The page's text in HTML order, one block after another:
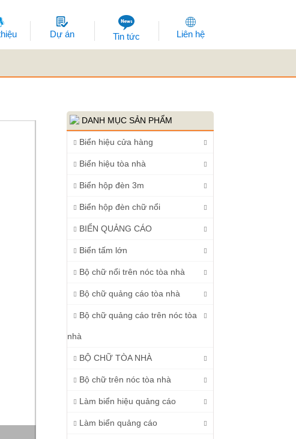
Dự án Tin tức Liên hệ
DANH MỤC SẢN PHẨM
Biển hiệu cửa hàng
Biển hiệu tòa nhà
Biển hộp đèn 3m
Biển hộp đèn chữ nổi
BIỂN QUẢNG CÁO
Biển tấm lớn
Bộ chữ nổi trên nóc tòa nhà
Bộ chữ quảng cáo tòa nhà
Bộ chữ quảng cáo trên nóc tòa
nhà
BỘ CHỮ TÒA NHÀ
Bộ chữ trên nóc tòa nhà
Làm biển hiệu quảng cáo
Làm biển quảng cáo